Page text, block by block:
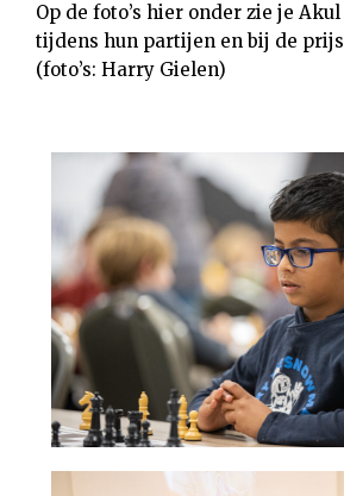
Op de foto’s hier onder zie je
tijdens hun partijen en bij de
(foto’s: Harry Gielen)